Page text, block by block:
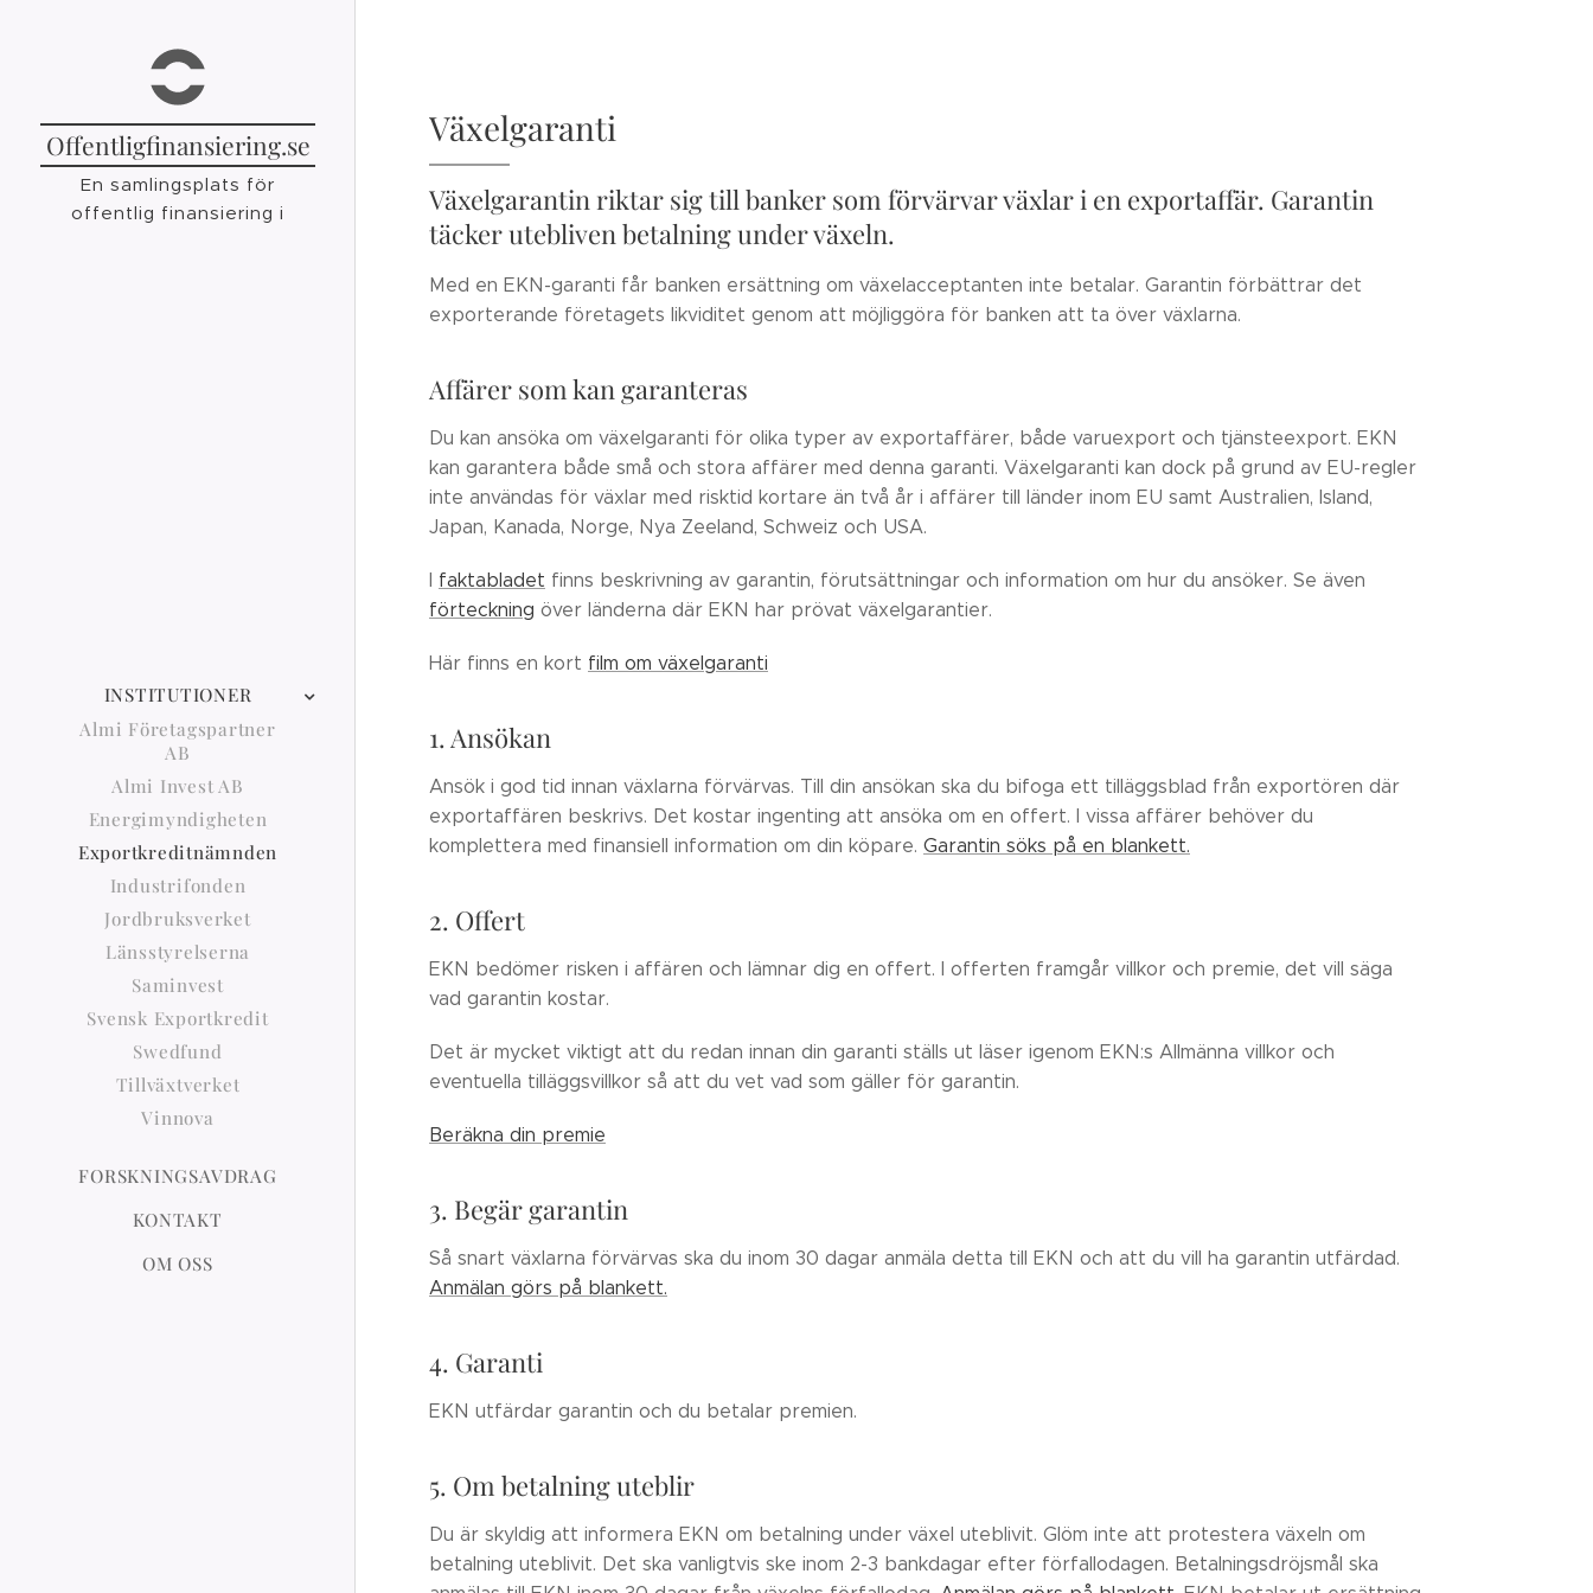
Offentligfinansiering.se
En samlingsplats för
offentlig finansiering i
INSTITUTIONER
Almi Företagspartner
AB
Almi Invest AB
Energimyndigheten
Exportkreditnämnden
Industrifonden
Jordbruksverket
Länsstyrelserna
Saminvest
Svensk Exportkredit
Swedfund
Tillväxtverket
Vinnova
FORSKNINGSAVDRAG
KONTAKT
OM OSS
Växelgaranti
Växelgarantin riktar sig till banker som förvärvar växlar i en exportaffär. Garantin
täcker utebliven betalning under växeln.
Med en EKN-garanti får banken ersättning om växelacceptanten inte betalar. Garantin förbättrar det
exporterande företagets likviditet genom att möjliggöra för banken att ta över växlarna.
Affärer som kan garanteras
Du kan ansöka om växelgaranti för olika typer av exportaffärer, både varuexport och tjänsteexport. EKN
kan garantera både små och stora affärer med denna garanti. Växelgaranti kan dock på grund av EU-regler
inte användas för växlar med risktid kortare än två år i affärer till länder inom EU samt Australien, Island,
Japan, Kanada, Norge, Nya Zeeland, Schweiz och USA.
I faktabladet finns beskrivning av garantin, förutsättningar och information om hur du ansöker. Se även
förteckning över länderna där EKN har prövat växelgarantier.
Här finns en kort film om växelgaranti
1. Ansökan
Ansök i god tid innan växlarna förvärvas. Till din ansökan ska du bifoga ett tilläggsblad från exportören där
exportaffären beskrivs. Det kostar ingenting att ansöka om en offert. I vissa affärer behöver du
komplettera med finansiell information om din köpare. Garantin söks på en blankett.
2. Offert
EKN bedömer risken i affären och lämnar dig en offert. I offerten framgår villkor och premie, det vill säga
vad garantin kostar.
Det är mycket viktigt att du redan innan din garanti ställs ut läser igenom EKN:s Allmänna villkor och
eventuella tilläggsvillkor så att du vet vad som gäller för garantin.
Beräkna din premie
3. Begär garantin
Så snart växlarna förvärvas ska du inom 30 dagar anmäla detta till EKN och att du vill ha garantin utfärdad.
Anmälan görs på blankett.
4. Garanti
EKN utfärdar garantin och du betalar premien.
5. Om betalning uteblir
Du är skyldig att informera EKN om betalning under växel uteblivit. Glöm inte att protestera växeln om
betalning uteblivit. Det ska vanligtvis ske inom 2-3 bankdagar efter förfallodagen. Betalningsdröjsmål ska